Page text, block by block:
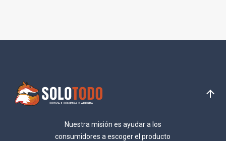
Nuestra misión es ayudar a los
consumidores a escoger el producto